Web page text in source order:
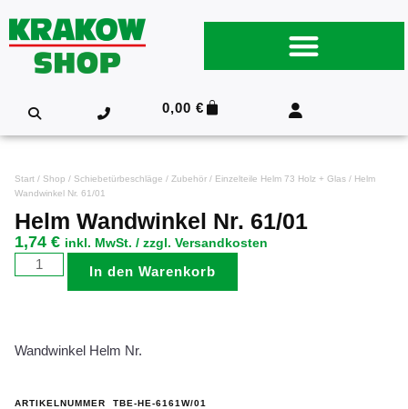
0,00€
Start / Shop / Schiebetürbeschläge / Zubehör / Einzelteile Helm 73 Holz + Glas / Helm
Wandwinkel Nr. 61/01
Helm Wandwinkel Nr. 61/01
1,74 € inkl. MwSt. / zzgl. Versandkosten
In den Warenkorb
Wandwinkel Helm Nr.
ARTIKELNUMMER
TBE-HE-6161W/01